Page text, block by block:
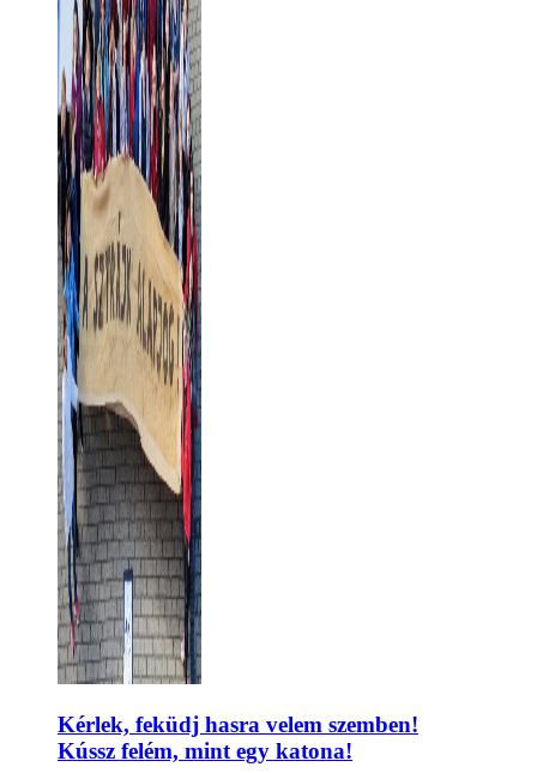
Kérlek, feküdj hasra velem szemben!
Kússz felém, mint egy katona!